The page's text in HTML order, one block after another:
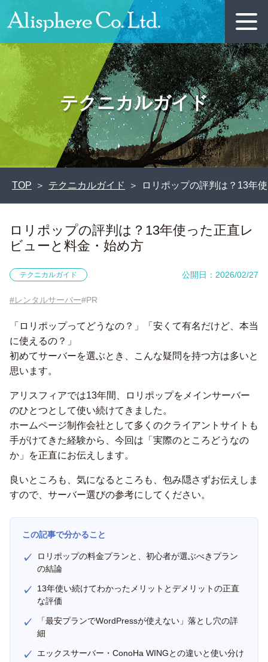
テクニカルガイド
TOP テクニカルガイド ロリポップの評判は？13年
ロリポップの評判は？13年使った正直レ
ビューと料金・始め方
テクニカルガイド 公開日：2026/02/27
#レンタルサーバー#PR
「ロリポップってどうなの？」「安くて有名だけど、本当
に使えるの？」
初めてサーバーを選ぶとき、こんな疑問を持つ方は多いと
思います。
アリスフィアでは13年間、ロリポップをメインサーバー
のひとつとして使い続けてきました。
ホームページ制作会社として多くのクライアントサイトも
手がけてきた経験から、今回は「実際のところどうなの
か」を正直にお伝えします。
良いところも、気になるところも、包み隠さずお伝えしま
すので、サーバー選びの参考にしてください。
この記事で分かること
ロリポップの料金プランと、初心者が選ぶべきプラン
の結論
13年使い続けてわかったメリットとデメリットの正直
な評価
「最安プランでWordPressが使えない」落とし穴の詳
細
エックスサーバー・ConoHa WINGとの違いと使い分け